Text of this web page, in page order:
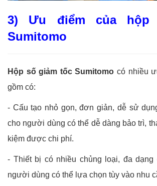
3) Ưu điểm của hộp
Sumitomo
Hộp số giảm tốc Sumitomo có nhiều
gồm có:
- Cấu tạo nhỏ gọn, đơn giản, dễ sử
cho người dùng có thể dễ dàng bảo trì,
kiệm được chi phí.
- Thiết bị có nhiều chủng loại, đa dạng
người dùng có thể lựa chọn tùy vào nhu